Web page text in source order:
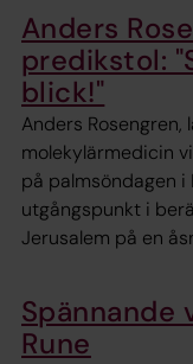
Anders
predikstol:
blick!"
Anders
molekylärmedicin
på palmsöndagen i
utgångspunkt i
Jerusalem på en
Spännande
Rune